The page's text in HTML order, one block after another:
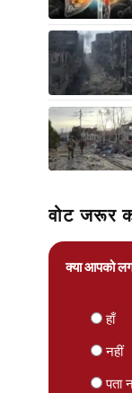
वोट जरूर
क्या आपको
हाँ
नहीं
पता